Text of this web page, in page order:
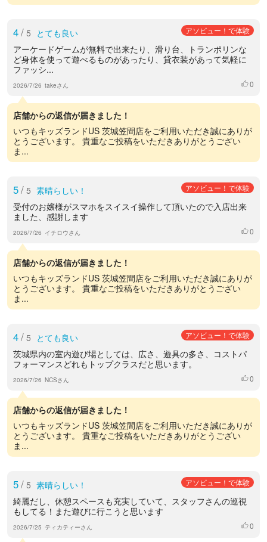
4/ 5 とても良い アソビュー！で体験
アーケードゲームが無料で出来たり、滑り台、トランポリンな
ど身体を使って遊べるものがあったり、貸衣装があって気軽に
ファッシ...
2026/7/26 takeさん いいね
0
店舗からの返信が届きました！
いつもキッズランドUS 茨城笠間店をご利用いただき誠にありが
とうございます。 貴重なご投稿をいただきありがとうござい
ま...
5/ 5 素晴らしい！ アソビュー！で体験
受付のお嬢様がスマホをスイスイ操作して頂いたので入店出来
ました、感謝します
2026/7/26 イチロウさん いいね
0
店舗からの返信が届きました！
いつもキッズランドUS 茨城笠間店をご利用いただき誠にありが
とうございます。 貴重なご投稿をいただきありがとうござい
ま...
4/ 5 とても良い アソビュー！で体験
茨城県内の室内遊び場としては、広さ、遊具の多さ、コストパ
フォーマンスどれもトップクラスだと思います。
2026/7/26 NCSさん いいね
0
店舗からの返信が届きました！
いつもキッズランドUS 茨城笠間店をご利用いただき誠にありが
とうございます。 貴重なご投稿をいただきありがとうござい
ま...
5/ 5 素晴らしい！ アソビュー！で体験
綺麗だし、休憩スペースも充実していて、スタッフさんの巡視
もしてる！また遊びに行こうと思います
2026/7/25 ティカティーさん いいね
0